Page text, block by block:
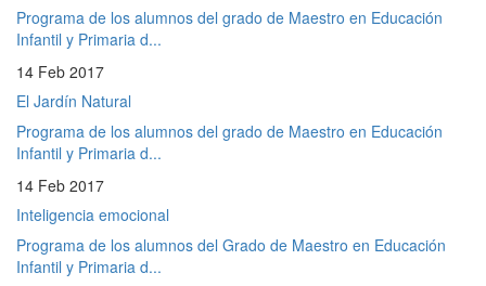
Programa de los alumnos del grado de Maestro en Educación
Infantil y Primaria d...
14 Feb 2017
El Jardín Natural
Programa de los alumnos del grado de Maestro en Educación
Infantil y Primaria d...
14 Feb 2017
Inteligencia emocional
Programa de los alumnos del Grado de Maestro en Educación
Infantil y Primaria d...